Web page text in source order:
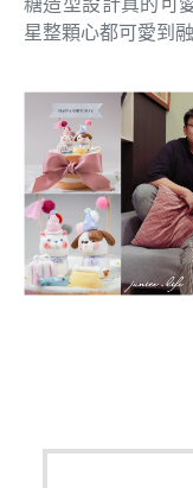
星整顆心都可愛到